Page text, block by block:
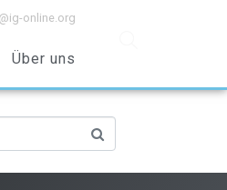
online.org
Über uns